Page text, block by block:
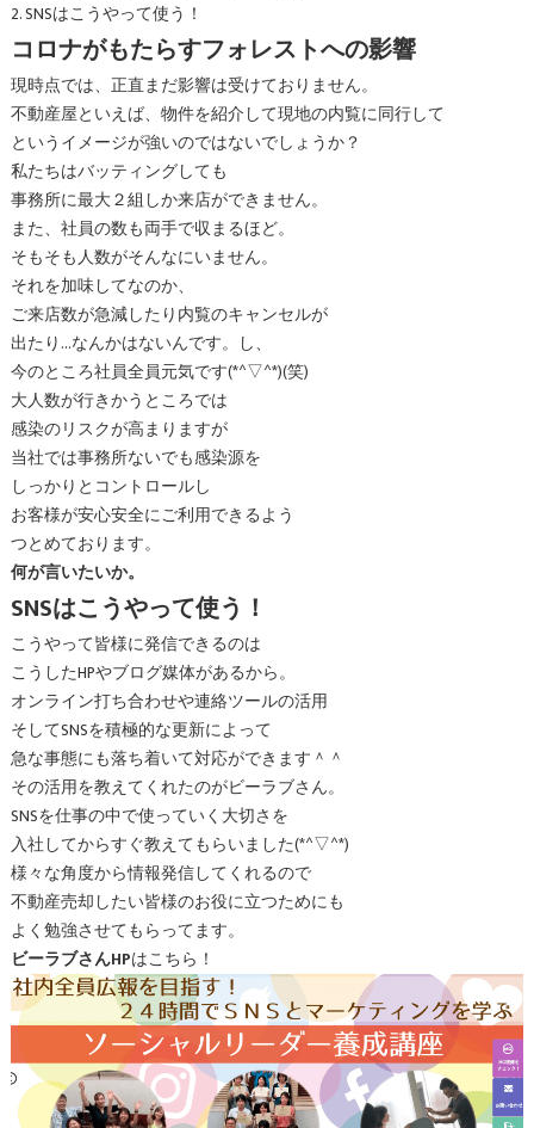
2.SNSはこうやって使う！
コロナがもたらすフォレストへの影響
現時点では、正直まだ影響は受けておりません。
不動産屋といえば、物件を紹介して現地の内覧に同行して
というイメージが強いのではないでしょうか？
私たちはバッティングしても
事務所に最大２組しか来店ができません。
また、社員の数も両手で収まるほど。
そもそも人数がそんなにいません。
それを加味してなのか、
ご来店数が急減したり内覧のキャンセルが
出たり…なんかはないんです。し、
今のところ社員全員元気です(*^▽^*)(笑)
大人数が行きかうところでは
感染のリスクが高まりますが
当社では事務所ないでも感染源を
しっかりとコントロールし
お客様が安心安全にご利用できるよう
つとめております。
何が言いたいか。
SNSはこうやって使う！
こうやって皆様に発信できるのは
こうしたHPやブログ媒体があるから。
オンライン打ち合わせや連絡ツールの活用
そしてSNSを積極的な更新によって
急な事態にも落ち着いて対応ができます＾＾
その活用を教えてくれたのがビーラブさん。
SNSを仕事の中で使っていく大切さを
入社してからすぐ教えてもらいました(*^▽^*)
様々な角度から情報発信してくれるので
不動産売却したい皆様のお役に立つためにも
よく勉強させてもらってます。
ビーラブさんHPはこちら！